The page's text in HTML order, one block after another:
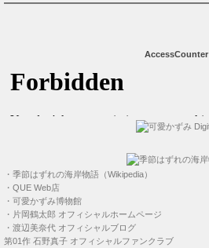
AccessCounter
・ 季節はずれの海岸物語（Wikipedia）
・ QUE Web店
・ 可愛かずみ博物館
・ 片岡鶴太郎 オフィシャルホームページ
・ 渡辺美奈代 オフィシャルブログ
第01作 石野真子 オフィシャルファンクラブ